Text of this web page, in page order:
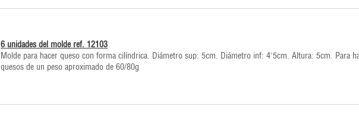
6 unidades del molde ref. 12103
Molde para hacer queso con forma cilíndrica. Diámetro sup: 5cm. Diámetro inf: 4'5cm. Altura: 5cm. Para
quesos de un peso aproximado de 60/80g